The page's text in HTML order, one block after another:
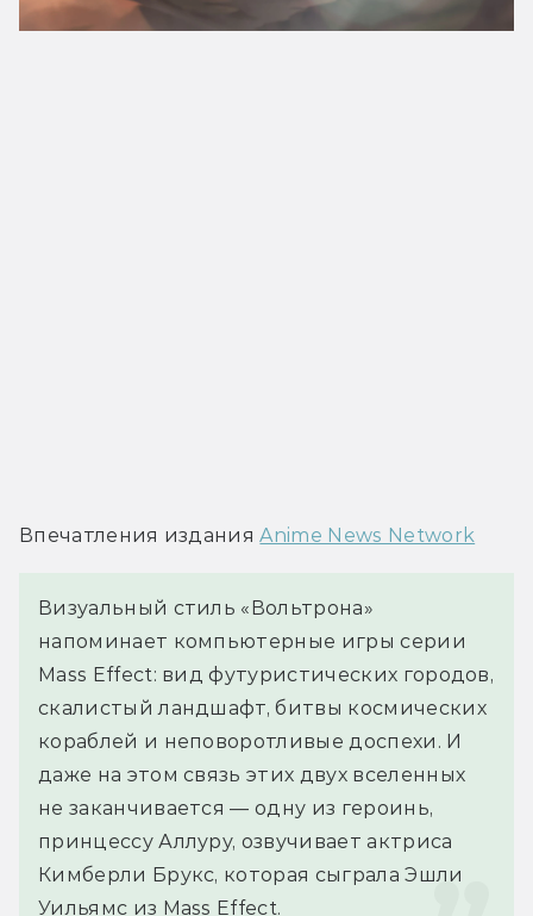
Впечатления издания Anime News Network
Визуальный стиль «Вольтрона»
напоминает компьютерные игры серии
Mass Effect: вид футуристических городов,
скалистый ландшафт, битвы космических
кораблей и неповоротливые доспехи. И
даже на этом связь этих двух вселенных
не заканчивается — одну из героинь,
принцессу Аллуру, озвучивает актриса
Кимберли Брукс, которая сыграла Эшли
Уильямс из Mass Effect.